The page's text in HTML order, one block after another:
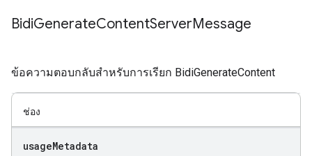
BidiGenerateContentServerMessage
ข้อความตอบกลับสำหรับการเรียก BidiGenerateContent
ช่อง
usageMetadata